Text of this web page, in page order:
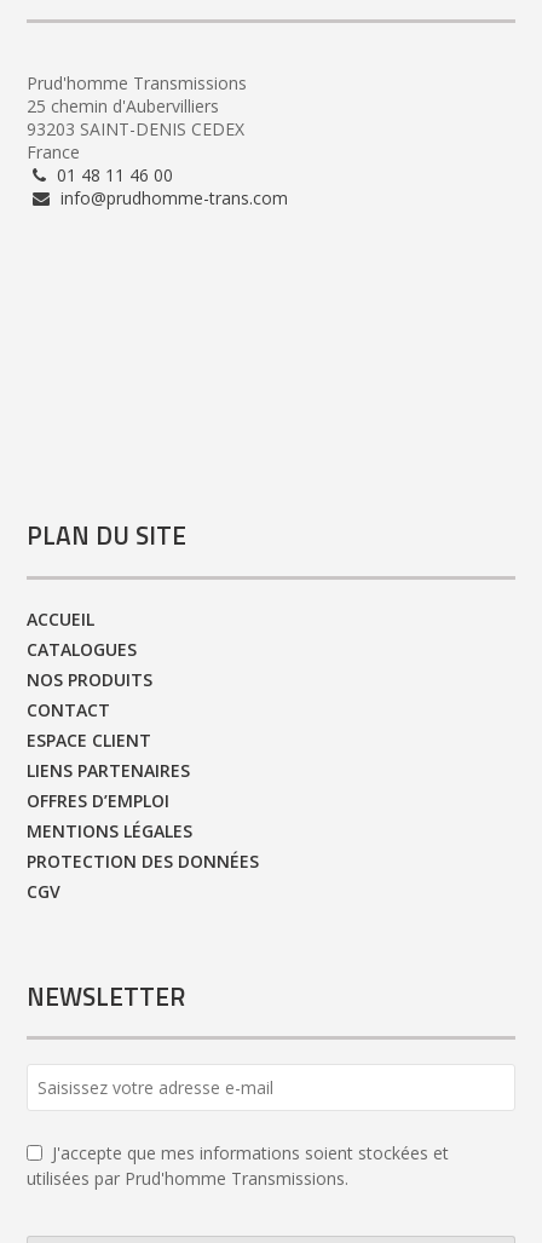
Prud'homme Transmissions
25 chemin d'Aubervilliers
93203 SAINT-DENIS CEDEX
France
01 48 11 46 00
info@prudhomme-trans.com
PLAN DU SITE
ACCUEIL
CATALOGUES
NOS PRODUITS
CONTACT
ESPACE CLIENT
LIENS PARTENAIRES
OFFRES D’EMPLOI
MENTIONS LÉGALES
PROTECTION DES DONNÉES
CGV
NEWSLETTER
J'accepte que mes informations soient stockées et
utilisées par Prud'homme Transmissions.